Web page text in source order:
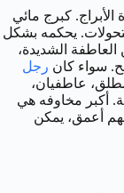
كبرج مائي
يحكمه بشكل
الشديدة،
سواء كان رجل
عاطفيان،
أكبر مخاوفه هي
أعمق، يمكن